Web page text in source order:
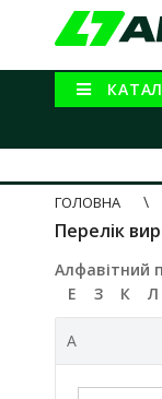
ГОЛОВНА
Перелік
Алфавітний
Е
З К Л
A